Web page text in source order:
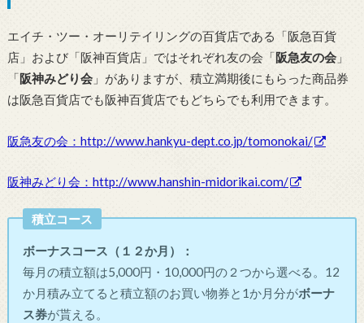
エイチ・ツー・オーリテイリングの百貨店である「阪急百貨
店」および「阪神百貨店」ではそれぞれ友の会「阪急友の会」
「阪神みどり会」がありますが、積立満期後にもらった商品券
は阪急百貨店でも阪神百貨店でもどちらでも利用できます。
阪急友の会：http://www.hankyu-dept.co.jp/tomonokai/
阪神みどり会：http://www.hanshin-midorikai.com/
積立コース
ボーナスコース（１２か月）：
毎月の積立額は5,000円・10,000円の２つから選べる。12
か月積み立てると積立額のお買い物券と1か月分がボーナ
ス券が貰える。